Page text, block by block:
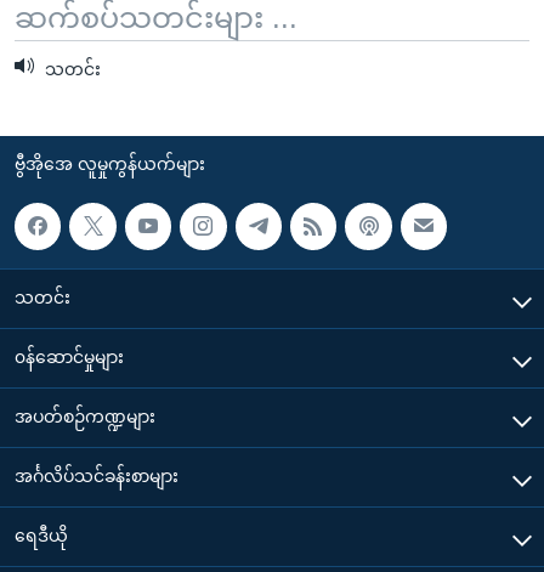
ဆက်စပ်သတင်းများ ...
သတင်း
ဗွီအိုအေ လူမှုကွန်ယက်များ
သတင်း
၀န်ဆောင်မှုများ
အပတ်စဉ်ကဏ္ဍများ
အင်္ဂလိပ်သင်ခန်းစာများ
ရေဒီယို